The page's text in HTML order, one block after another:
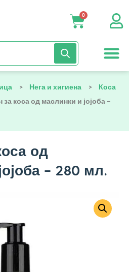
0
> Нега и хигиена >
Коса
коса од маслинки и јојоба –
од
– 280 мл.